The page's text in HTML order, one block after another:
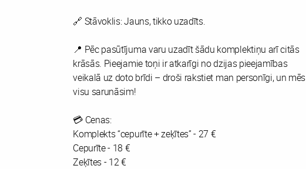
🔗 Stāvoklis: Jauns, tikko uzadīts.
📍 Pēc pasūtījuma varu uzadīt šādu komplektiņu arī citās
krāsās. Pieejamie toņi ir atkarīgi no dzijas pieejamības
veikalā uz doto brīdi – droši rakstiet man personīgi, un mēs
visu sarunāsim!
💳 Cenas:
Komplekts “cepurīte + zeķītes” - 27 €
Cepurīte - 18 €
Zeķītes - 12 €